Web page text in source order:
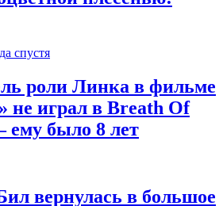
спустя
роли Линка в фильме
не играл в Breath Of
было 8 лет
вернулась в большое